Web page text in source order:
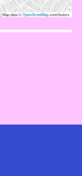
|Map data ©OpenStreetMapcontributors